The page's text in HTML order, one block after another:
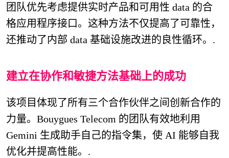
团队优先考虑提供实时产品和可用性 data 的合
格应用程序接口。这种方法不仅提高了可靠性，
还推动了内部 data 基础设施改进的良性循环。.
建立在协作和敏捷方法基础上的成功
该项目体现了所有三个合作伙伴之间创新合作的
力量。Bouygues Telecom 的团队有效地利用
Gemini 生成助手自己的指令集，使 AI 能够自我
优化并提高性能。.